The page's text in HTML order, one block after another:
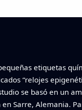
etiquetas
“relojes
se basó en un
Sarre, Alemania.